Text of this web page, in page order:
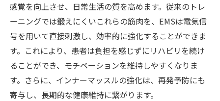
EMSと楽トレを使った継続的なトレーニン
グ
インナーマッスルを立体的に鍛える方法
脳梗塞リハビリにおける具体的な成果
地域住民に支持される神奈川県のEMSと楽トレ
を使った脳梗塞リハビリ
感覚を向上させ、日常生活の質を高めます。従来のトレ
ーニングでは鍛えにくいこれらの筋肉を、EMSは電気信
号を用いて直接刺激し、効率的に強化することができま
す。これにより、患者は負担を感じずにリハビリを続け
ることができ、モチベーションを維持しやすくなりま
す。さらに、インナーマッスルの強化は、再発予防にも
寄与し、長期的な健康維持に繋がります。